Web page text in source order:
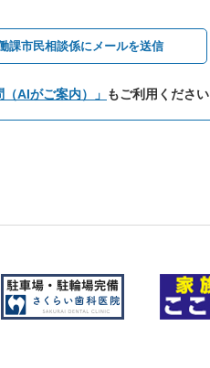
課市民相談係にメールを送信
（AIがご案内）」 もご利用ください